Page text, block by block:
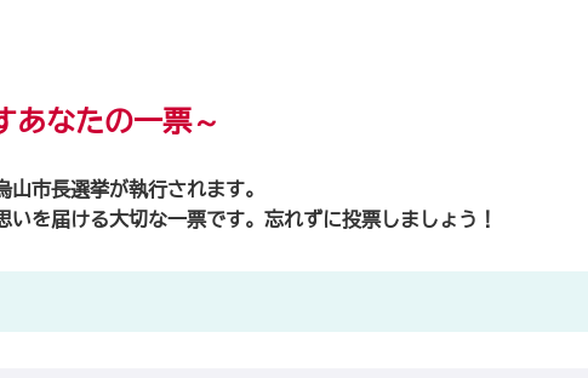
あなたの一票～
市長選挙が執行されます。
を届ける大切な一票です。忘れずに投票しましょう！